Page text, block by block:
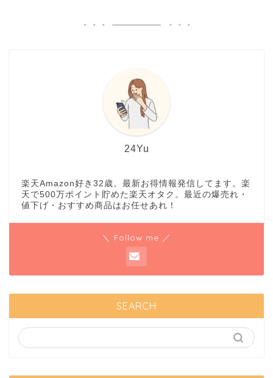
24Yu
楽天Amazon好き32歳。最新お得情報発信してます。楽
天で500万ポイント貯めた楽天オタク。最近の爆売れ・
値下げ・おすすめ商品はお任せあれ！
＼ Follow me ／
SEARCH